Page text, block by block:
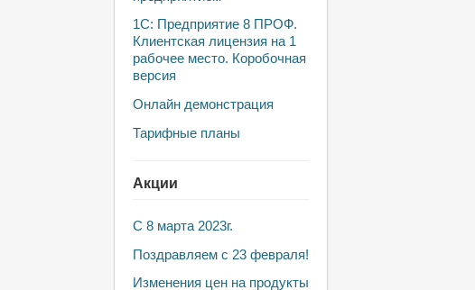
1С: Предприятие 8 ПРОФ.
Клиентская лицензия на 1
рабочее место. Коробочная
версия
Онлайн демонстрация
Тарифные планы
Акции
С 8 марта 2023г.
Поздравляем с 23 февраля!
Изменения цен на продукты